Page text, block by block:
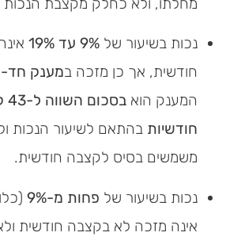
נכות בשיעור של 9% עד 19%
חודשית, אך כן מזכה במענק חד-
המענק הוא
חודשיות בהתאם לשיעור הנכות
משמשים בסיס לקצבה חודשית.
נכות בשיעור של פחות מ-9%
אינה מזכה לא בקצבה חודשית